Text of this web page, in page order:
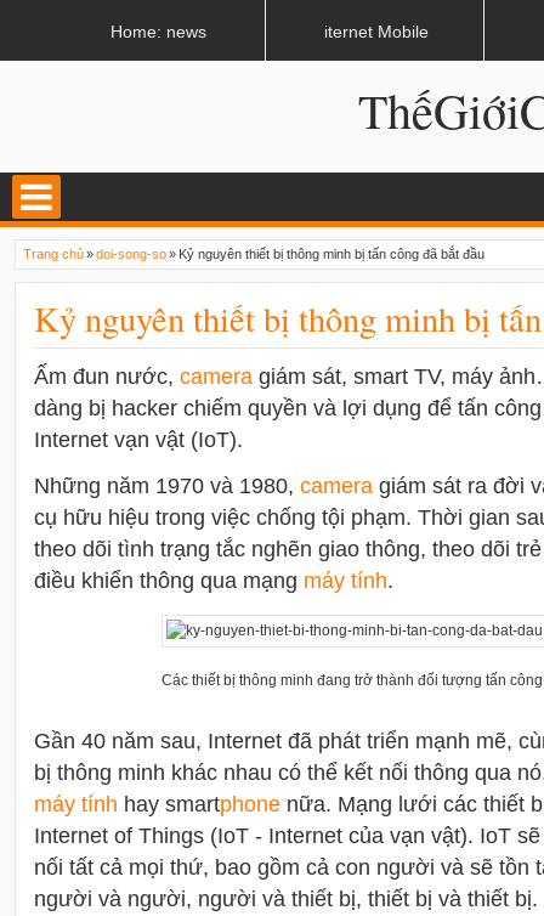
Trang chủ»doi-song-so» Kỷ nguyên thiết bị thông minh bị tấn công đã bắt đầu
Kỷ nguyên thiết bị thông minh bị
Ấm đun nước, camera giám sát, smart TV, máy
dàng bị hacker chiếm quyền và lợi dụng để tấn
Internet vạn vật (IoT).
Những năm 1970 và 1980, camera giám sát ra đời
cụ hữu hiệu trong việc chống tội phạm. Thời gian
theo dõi tình trạng tắc nghẽn giao thông, theo dõi
điều khiển thông qua mạng máy tính.
Các thiết bị thông minh đang trở thành đối tượng tấn
Gần 40 năm sau, Internet đã phát triển mạnh mẽ,
bị thông minh khác nhau có thể kết nối thông qua
máy tính hay smartphone nữa. Mạng lưới các thiết
Internet of Things (IoT - Internet của vạn vật). IoT
nối tất cả mọi thứ, bao gồm cả con người và sẽ tồn
người và người, người và thiết bị, thiết bị và thiết bị.
Home: news iternet Mobile